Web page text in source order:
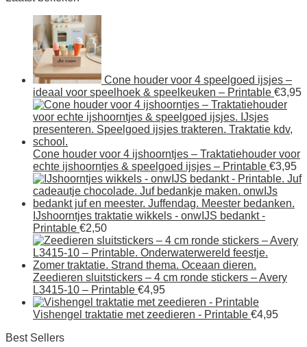
Cone houder voor 4 speelgoed ijsjes –
ideaal voor speelhoek & speelkeuken – Printable €3,95
Cone houder voor 4 ijshoorntjes – Traktatiehouder voor
echte ijshoorntjes & speelgoed ijsjes – Printable €3,95
IJshoorntjes traktatie wikkels - onwIJS bedankt -
Printable €2,50
Zeedieren sluitstickers – 4 cm ronde stickers – Avery
L3415‑10 – Printable €4,95
Vishengel traktatie met zeedieren - Printable €4,95
Best Sellers